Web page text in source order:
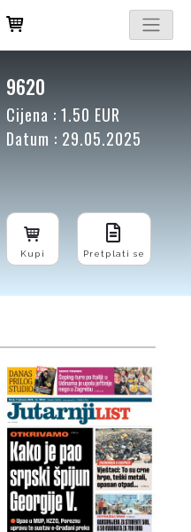
9620
Cijena : 1.50 EUR
Datum : 29.05.2025
Kupi Pretplati se